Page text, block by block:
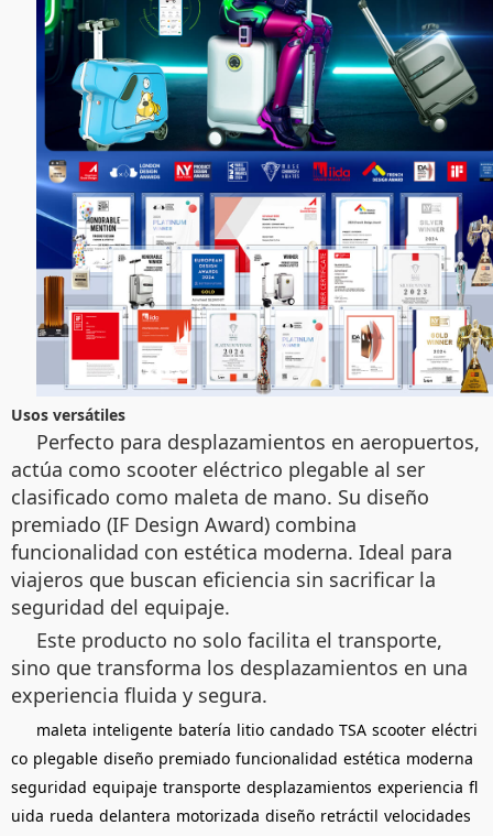
Usos versátiles
Perfecto para desplazamientos en aeropuertos,
actúa como scooter eléctrico plegable al ser
clasificado como maleta de mano. Su diseño
premiado (IF Design Award) combina
funcionalidad con estética moderna. Ideal para
viajeros que buscan eficiencia sin sacrificar la
seguridad del equipaje.
Este producto no solo facilita el transporte,
sino que transforma los desplazamientos en una
experiencia fluida y segura.
maleta inteligente batería litio candado TSA scooter eléctri
co plegable diseño premiado funcionalidad estética moderna
seguridad equipaje transporte desplazamientos experiencia fl
uida rueda delantera motorizada diseño retráctil velocidades